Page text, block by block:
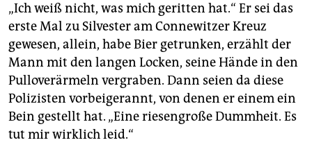
genossenschaft
epaper login
„Ich weiß nicht, was mich geritten hat.“ Er sei das
erste Mal zu Silvester am Connewitzer Kreuz
gewesen, allein, habe Bier getrunken, erzählt der
Mann mit den langen Locken, seine Hände in den
Pulloverärmeln vergraben. Dann seien da diese
Polizisten vorbeigerannt, von denen er einem ein
Bein gestellt hat. „Eine riesengroße Dummheit. Es
tut mir wirklich leid.“